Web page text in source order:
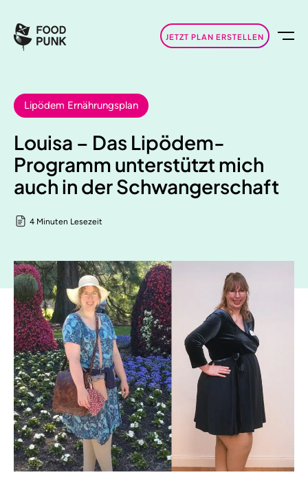
JETZT PLAN ERSTELLEN
Lipödem Ernährungsplan
Louisa – Das Lipödem-
Programm unterstützt mich
auch in der Schwangerschaft
4 Minuten Lesezeit